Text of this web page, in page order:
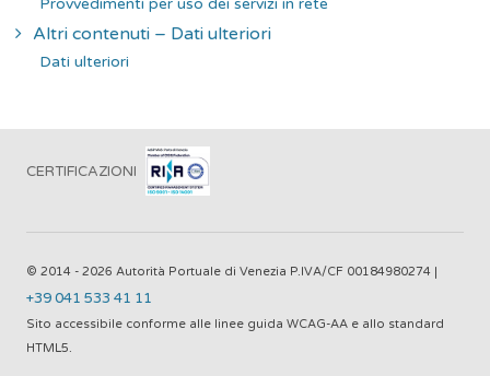
Altri contenuti – Dati ulteriori
Dati ulteriori
CERTIFICAZIONI
© 2014 - 2026 Autorità Portuale di Venezia P.IVA/CF 00184980274 |
+39 041 533 41 11
Sito accessibile conforme alle linee guida WCAG-AA e allo standard
HTML5.